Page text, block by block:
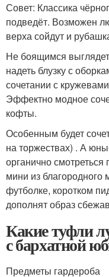
Совет: Классика
подведёт. Возможен
верха сойдут и
Не боящимся
надеть блузку с
сочетании с
Эффектно модное
кофты.
Особенным будет
на торжествах) . А
органично смотреться
мини из благородного
футболке, коротком
дополнят образ
Какие туфли
с бархатной
Предметы гардероба